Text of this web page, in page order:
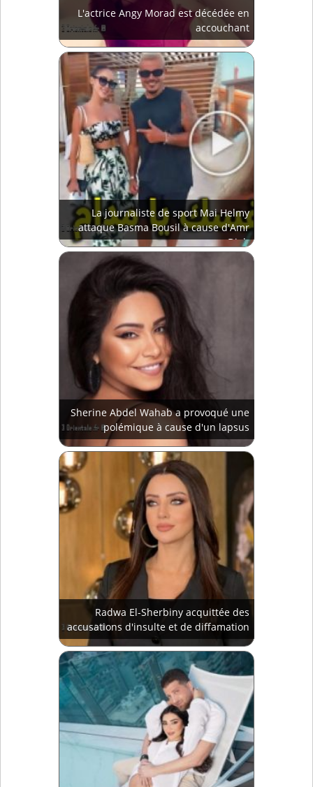
L'actrice Angy Morad est décédée en
accouchant
La journaliste de sport Mai Helmy
attaque Basma Bousil à cause d'Amr
Diab
Sherine Abdel Wahab a provoqué une
polémique à cause d'un lapsus
Radwa El-Sherbiny acquittée des
accusations d'insulte et de diffamation